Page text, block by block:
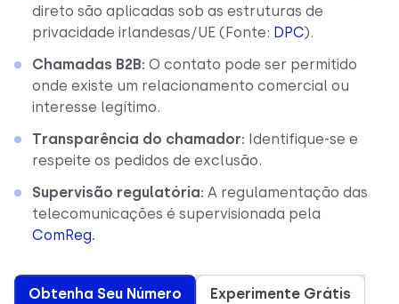
direto são aplicadas sob as estruturas de
privacidade irlandesas/UE (Fonte: DPC).
Chamadas B2B: O contato pode ser permitido
onde existe um relacionamento comercial ou
interesse legítimo.
Transparência do chamador: Identifique-se e
respeite os pedidos de exclusão.
Supervisão regulatória: A regulamentação das
telecomunicações é supervisionada pela
ComReg.
Obtenha Seu Número Experimente Grátis